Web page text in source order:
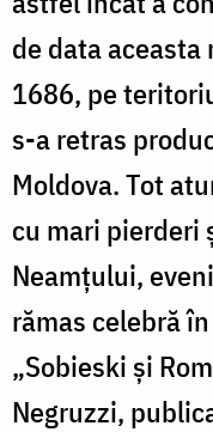
de data
1686, pe
s-a retras
Moldova. Tot
cu mari pierderi
Neamțului,
rămas celebră
„Sobieski și
Negruzzi,